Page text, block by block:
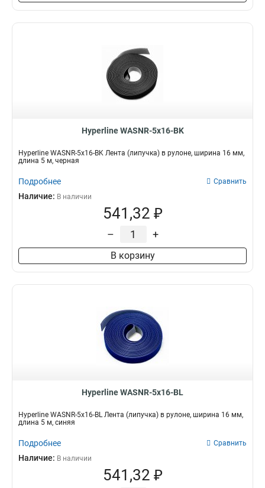
Hyperline WASNR-5x16-BK
Hyperline WASNR-5x16-BK Лента (липучка) в рулоне, ширина 16 мм,
длина 5 м, черная
Подробнее Сравнить
Наличие: В наличии
541,32 ₽
– +
В корзину
Hyperline WASNR-5x16-BL
Hyperline WASNR-5x16-BL Лента (липучка) в рулоне, ширина 16 мм,
длина 5 м, синяя
Подробнее Сравнить
Наличие: В наличии
541,32 ₽